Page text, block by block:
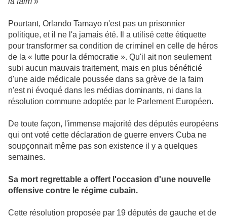
Pourtant, Orlando Tamayo n'est pas un prisonnier
politique, et il ne l'a jamais été. Il a utilisé cette étiquette
pour transformer sa condition de criminel en celle de héros
de la « lutte pour la démocratie ». Qu'il ait non seulement
subi aucun mauvais traitement, mais en plus bénéficié
d'une aide médicale poussée dans sa grève de la faim
n'est ni évoqué dans les médias dominants, ni dans la
résolution commune adoptée par le Parlement Européen.
De toute façon, l'immense majorité des députés européens
qui ont voté cette déclaration de guerre envers Cuba ne
soupçonnait même pas son existence il y a quelques
semaines.
Sa mort regrettable a offert l'occasion d'une nouvelle
offensive contre le régime cubain.
Cette résolution proposée par 19 députés de gauche et de